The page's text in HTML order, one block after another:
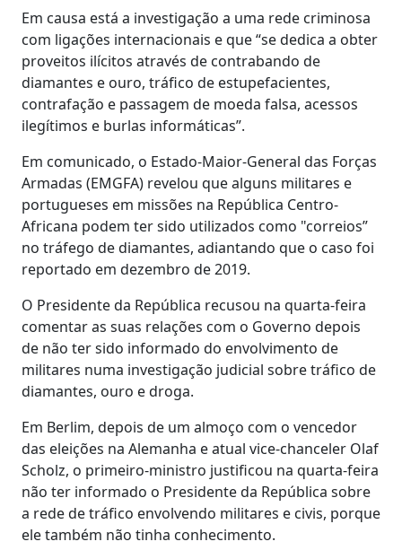
Em causa está a investigação a uma rede criminosa
com ligações internacionais e que “se dedica a obter
proveitos ilícitos através de contrabando de
diamantes e ouro, tráfico de estupefacientes,
contrafação e passagem de moeda falsa, acessos
ilegítimos e burlas informáticas”.
Em comunicado, o Estado-Maior-General das Forças
Armadas (EMGFA) revelou que alguns militares e
portugueses em missões na República Centro-
Africana podem ter sido utilizados como "correios”
no tráfego de diamantes, adiantando que o caso foi
reportado em dezembro de 2019.
O Presidente da República recusou na quarta-feira
comentar as suas relações com o Governo depois
de não ter sido informado do envolvimento de
militares numa investigação judicial sobre tráfico de
diamantes, ouro e droga.
Em Berlim, depois de um almoço com o vencedor
das eleições na Alemanha e atual vice-chanceler Olaf
Scholz, o primeiro-ministro justificou na quarta-feira
não ter informado o Presidente da República sobre
a rede de tráfico envolvendo militares e civis, porque
ele também não tinha conhecimento.